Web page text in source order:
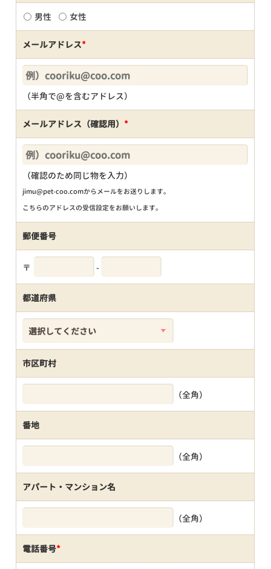
男性 女性
メールアドレス*
（半角で@を含むアドレス）
メールアドレス（確認用） *
（確認のため同じ物を入力）
jimu@pet-coo.comからメールをお送りします。
こちらのアドレスの受信設定をお願いします。
郵便番号
〒 -
都道府県
市区町村
（全角）
番地
（全角）
アパート・マンション名
（全角）
電話番号*